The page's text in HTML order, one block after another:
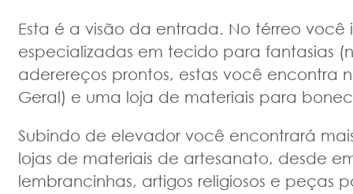
Esta é a visão da entrada. No térreo você
especializadas em tecido para fantasias
aderereços prontos, estas você encontra
Geral) e uma loja de materiais para
Subindo de elevador você encontrará
lojas de materiais de artesanato, desde
lembrancinhas, artigos religiosos e peças